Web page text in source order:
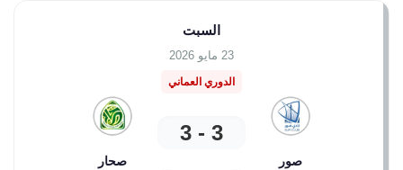
السبت
23 مايو 2026
الدوري العماني
صور
3 - 3
صحار